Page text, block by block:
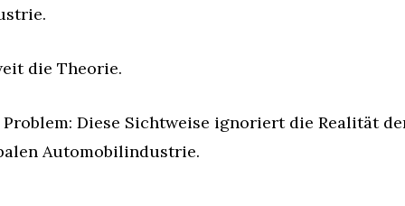
die Theorie.
Problem: Diese Sichtweise ignoriert die Realität
Automobilindustrie.